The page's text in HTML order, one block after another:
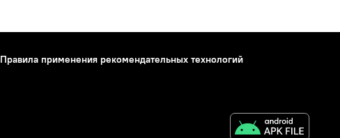
Правила применения рекомендательных технологий